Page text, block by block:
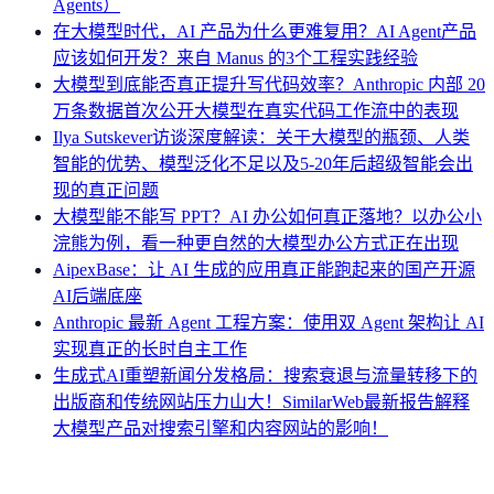
Agents）
在大模型时代，AI 产品为什么更难复用？AI Agent产品
应该如何开发？来自 Manus 的3个工程实践经验
大模型到底能否真正提升写代码效率？Anthropic 内部 20
万条数据首次公开大模型在真实代码工作流中的表现
Ilya Sutskever访谈深度解读：关于大模型的瓶颈、人类
智能的优势、模型泛化不足以及5-20年后超级智能会出
现的真正问题
大模型能不能写 PPT？AI 办公如何真正落地？以办公小
浣熊为例，看一种更自然的大模型办公方式正在出现
AipexBase：让 AI 生成的应用真正能跑起来的国产开源
AI后端底座
Anthropic 最新 Agent 工程方案：使用双 Agent 架构让 AI
实现真正的长时自主工作
生成式AI重塑新闻分发格局：搜索衰退与流量转移下的
出版商和传统网站压力山大！SimilarWeb最新报告解释
大模型产品对搜索引擎和内容网站的影响！